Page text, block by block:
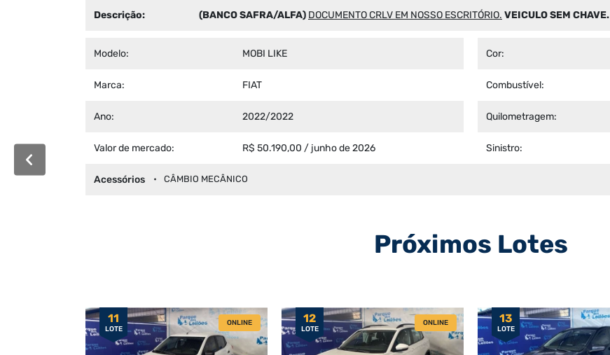
Descrição: (BANCO SAFRA/ALFA) DOCUMENTO CRLV EM NOSSO ESCRITÓRIO. VEICULO SEM CHAVE.
Modelo: MOBI LIKE
Marca: FIAT
Ano: 2022/2022
Valor de mercado: R$ 50.190,00 / junho de 2026
Cor:
Combustível:
Quilometragem:
Sinistro:
Acessórios CÂMBIO MECÂNICO
Próximos Lotes
11
LOTE
ONLINE 12
LOTE
ONLINE 13
LOTE